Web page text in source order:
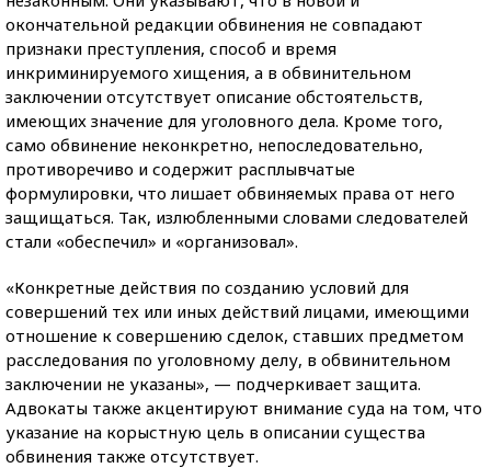
окончательной редакции обвинения не совпадают
признаки преступления, способ и время
инкриминируемого хищения, а в обвинительном
заключении отсутствует описание обстоятельств,
имеющих значение для уголовного дела. Кроме того,
само обвинение неконкретно, непоследовательно,
противоречиво и содержит расплывчатые
формулировки, что лишает обвиняемых права от него
защищаться. Так, излюбленными словами следователей
стали «обеспечил» и «организовал».
«Конкретные действия по созданию условий для
совершений тех или иных действий лицами, имеющими
отношение к совершению сделок, ставших предметом
расследования по уголовному делу, в обвинительном
заключении не указаны», — подчеркивает защита.
Адвокаты также акцентируют внимание суда на том, что
указание на корыстную цель в описании существа
обвинения также отсутствует.